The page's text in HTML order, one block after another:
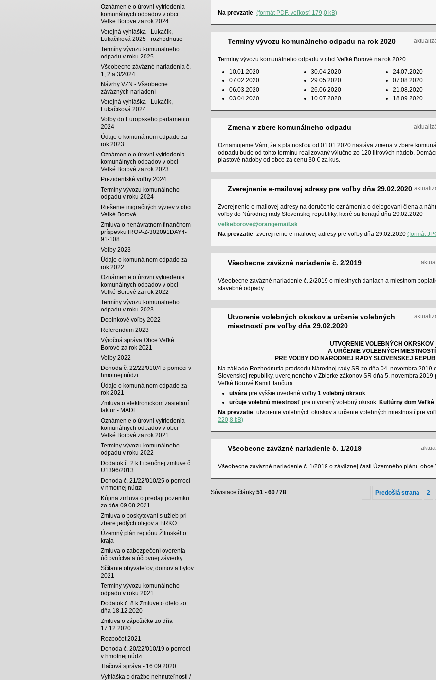
Oznámenie o úrovni vytriedenia
komunálnych odpadov v obci
Veľké Borové za rok 2024
Verejná vyhláška - Lukačik,
Lukačiková 2025 - rozhodnutie
Termíny vývozu komunálneho
odpadu v roku 2025
Všeobecne záväzné nariadenia č.
1, 2 a 3/2024
Návrhy VZN - Všeobecne
záväzných nariadení
Verejná vyhláška - Lukačik,
Lukačiková 2024
Voľby do Európskeho parlamentu
2024
Údaje o komunálnom odpade za
rok 2023
Oznámenie o úrovni vytriedenia
komunálnych odpadov v obci
Veľké Borové za rok 2023
Prezidentské voľby 2024
Termíny vývozu komunálneho
odpadu v roku 2024
Riešenie migračných výziev v obci
Veľké Borové
Zmluva o nenávratnom finančnom
príspevku IROP-Z-302091DAY4-
91-108
Voľby 2023
Údaje o komunálnom odpade za
rok 2022
Oznámenie o úrovni vytriedenia
komunálnych odpadov v obci
Veľké Borové za rok 2022
Termíny vývozu komunálneho
odpadu v roku 2023
Doplnkové voľby 2022
Referendum 2023
Výročná správa Obce Veľké
Borové za rok 2021
Voľby 2022
Dohoda č. 22/22/010/4 o pomoci v
hmotnej núdzi
Údaje o komunálnom odpade za
rok 2021
Zmluva o elektronickom zasielaní
faktúr - MADE
Oznámenie o úrovni vytriedenia
komunálnych odpadov v obci
Veľké Borové za rok 2021
Termíny vývozu komunálneho
odpadu v roku 2022
Dodatok č. 2 k Licenčnej zmluve č.
U1396/2013
Dohoda č. 21/22/010/25 o pomoci
v hmotnej núdzi
Kúpna zmluva o predaji pozemku
zo dňa 09.08.2021
Zmluva o poskytovaní služieb pri
zbere jedlých olejov a BRKO
Územný plán regiónu Žilinského
kraja
Zmluva o zabezpečení overenia
účtovníctva a účtovnej závierky
Sčítanie obyvateľov, domov a bytov
2021
Termíny vývozu komunálneho
odpadu v roku 2021
Dodatok č. 8 k Zmluve o dielo zo
dňa 18.12.2020
Zmluva o zápožičke zo dňa
17.12.2020
Rozpočet 2021
Dohoda č. 20/22/010/19 o pomoci
v hmotnej núdzi
Tlačová správa - 16.09.2020
Vyhláška o dražbe nehnuteľnosti /
Na prevzatie: (formát PDF, veľkosť 179,0 kB)
Termíny vývozu komunálneho odpadu na rok 2020
Termíny vývozu komunálneho odpadu v obci Veľké Borové na rok 2020:
10.01.2020
07.02.2020
06.03.2020
03.04.2020
30.04.2020
29.05.2020
26.06.2020
10.07.2020
24.07.2020
07.08.2020
21.08.2020
18.09.2020
Zmena v zbere komunálneho odpadu
Oznamujeme Vám, že s platnosťou od 01.01.2020 nastáva zmena v zbere
odpadu bude od tohto termínu realizovaný výlučne zo 120 litrových nádob.
plastové nádoby od obce za cenu 30 € za kus.
Zverejnenie e-mailovej adresy pre voľby dňa 29.02.2020
Zverejnenie e-mailovej adresy na doručenie oznámenia o delegovaní člena a
voľby do Národnej rady Slovenskej republiky, ktoré sa konajú dňa 29.02.2020
velkeborove@orangemail.sk
Na prevzatie: zverejnenie e-mailovej adresy pre voľby dňa 29.02.2020 (formát
Všeobecne záväzné nariadenie č. 2/2019
Všeobecne záväzné nariadenie č. 2/2019 o miestnych daniach a miestnom
stavebné odpady.
Utvorenie volebných okrskov a určenie volebných
miestností pre voľby dňa 29.02.2020
UTVORENIE VOLEBNÝCH OKRSKOV
A URČENIE VOLEBNÝCH MIESTNOSTÍ
PRE VOĽBY DO NÁRODNEJ RADY SLOVENSKEJ
Na základe Rozhodnutia predsedu Národnej rady SR zo dňa 04. novembra 2019
Slovenskej republiky, uverejneného v Zbierke zákonov SR dňa 5. novembra 2019
Veľké Borové Kamil Jančura:
utvára pre vyššie uvedené voľby1 volebný okrsok
určuje volebnú miestnosť pre utvorený volebný okrsok: Kultúrny dom Veľké
Na prevzatie: utvorenie volebných okrskov a určenie volebných miestností pre
220,8 kB)
Všeobecne záväzné nariadenie č. 1/2019
Všeobecne záväzné nariadenie č. 1/2019 o záväznej časti Územného plánu obce
Súvisiace články 51 - 60 / 78 Predošlá strana 2